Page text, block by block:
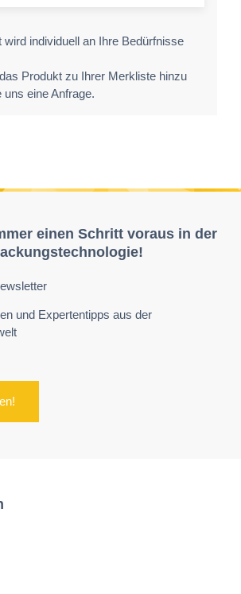
wird individuell an Ihre Bedürfnisse
Produkt zu Ihrer Merkliste hinzu
uns eine Anfrage.
einen Schritt voraus in der
und Expertentipps aus der